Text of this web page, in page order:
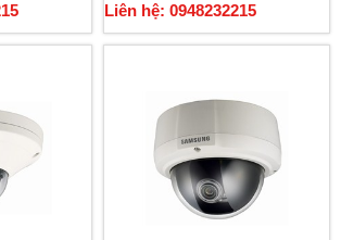
Liên hệ: 0948232215